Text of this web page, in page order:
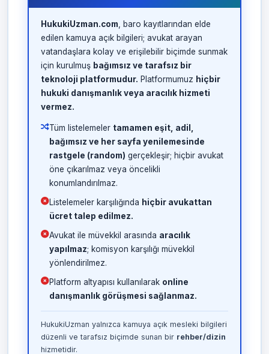
HukukiUzman.com , baro kayıtlarından elde
edilen kamuya açık bilgileri; avukat arayan
vatandaşlara kolay ve erişilebilir biçimde sunmak
için kurulmuş bağımsız ve tarafsız bir
teknoloji platformudur. Platformumuz hiçbir
hukuki danışmanlık veya aracılık hizmeti
vermez.
Tüm listelemeler tamamen eşit, adil,
bağımsız ve her sayfa yenilemesinde
rastgele (random) gerçekleşir; hiçbir avukat
öne çıkarılmaz veya öncelikli
konumlandırılmaz.
Listelemeler karşılığında hiçbir avukattan
ücret talep edilmez.
Avukat ile müvekkil arasında aracılık
yapılmaz; komisyon karşılığı müvekkil
yönlendirilmez.
Platform altyapısı kullanılarak online
danışmanlık görüşmesi sağlanmaz.
HukukiUzman yalnızca kamuya açık mesleki bilgileri
düzenli ve tarafsız biçimde sunan bir rehber/dizin
hizmetidir.